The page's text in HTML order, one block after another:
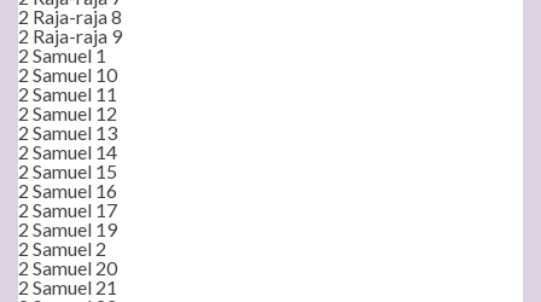
2 Raja-raja 8
2 Raja-raja 9
2 Samuel 1
2 Samuel 10
2 Samuel 11
2 Samuel 12
2 Samuel 13
2 Samuel 14
2 Samuel 15
2 Samuel 16
2 Samuel 17
2 Samuel 19
2 Samuel 2
2 Samuel 20
2 Samuel 21